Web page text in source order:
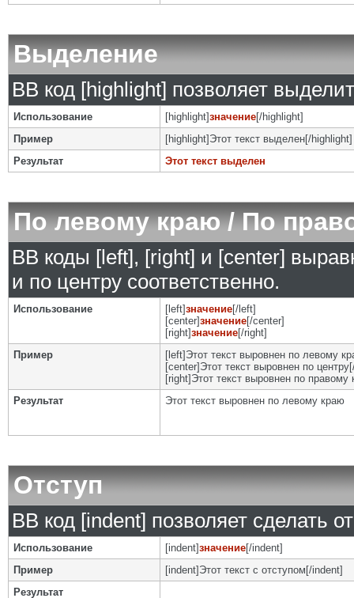
Выделение
BB код [highlight] позволяет
Использование [highlight]значение[/highlight]
Пример
[highlight]Этот текст выделен[/highlight]
Результат
Этот текст выделен
По левому краю / По
BB коды [left], [right] и [center]
и по центру соответственно.
Использование [left]значение[/left]
[center]значение[/center]
[right]значение[/right]
Пример
[left]Этот текст выровнен по левому
[center]Этот текст выровнен по
[right]Этот текст выровнен по правому
Результат
Этот текст выровнен по левому краю
Отступ
BB код [indent] позволяет сделать
Использование [indent]значение[/indent]
Пример
[indent]Этот текст с отступом[/indent]
Результат